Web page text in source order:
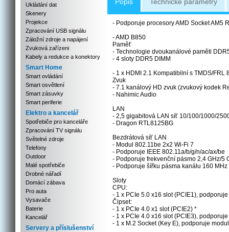
Ukládání dat
Skenery
Projekce
Zpracování USB signálu
Záložní zdroje a napájení
Zvuková zařízeni
Kabely a redukce a konektory
Smart Home
Smart ovládání
Smart osvětlení
Smart zásuvky
Smart periferie
Elektro a kancelář
Spotřebiče pro kanceláře
Zpracování TV signálu
Světelné zdroje
Telefony
Outdoor
Malé spotřebiče
Drobné nářadí
Domácí zábava
Pro auta
Vysavače
Baterie
Kancelář
Servery a příslušenství
- Podporuje procesory AMD Socket AM5
- AMD B850
Paměť
- Technologie dvoukanálové paměti
- 4 sloty DDR5 DIMM
- 1 x HDMI 2.1 Kompatibilní s TMDS/
Zvuk
- 7.1 kanálový HD zvuk (zvukový kodek
- Nahimic Audio
LAN
- 2,5 gigabitová LAN síť 10/100/1000/
- Dragon RTL8125BG
Bezdrátová síť LAN
- Modul 802.11be 2x2 Wi-Fi 7
- Podporuje IEEE 802.11a/b/g/n/ac/ax/be
- Podporuje frekvenční pásmo 2,4 GHz/5
- Podporuje šířku pásma kanálu 160
Sloty
CPU:
- 1 x PCIe 5.0 x16 slot (PCIE1),
Čipset:
- 1 x PCIe 4.0 x1 slot (PCIE2) *
- 1 x PCIe 4.0 x16 slot (PCIE3),
- 1 x M.2 Socket (Key E), podporuje